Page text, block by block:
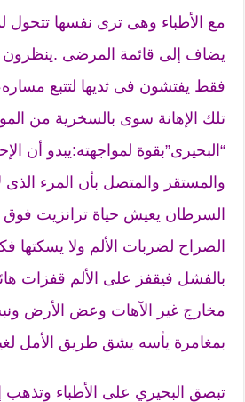
مع الأطباء وهى ترى نفسها تتحول
يضاف إلى قائمة المرضى .ينظرون
فقط يفتشون فى ثديها لتتبع
تلك الإهانة سوى بالسخرية من
“البحيرى”بقوة لمواجهته:يبدو أن
والمستقر والمتصل بأن المرء
السرطان يعيش حياة ترانزيت
الصراح لضربات الألم ولا يسكتها
بالفشل فيقفز على الألم قفزات
مخارج غير الآهات وعض الأرض
بمغامرة يأسه يشق طريق الأمل
تبصق البحيري على الأطباء وتذهب